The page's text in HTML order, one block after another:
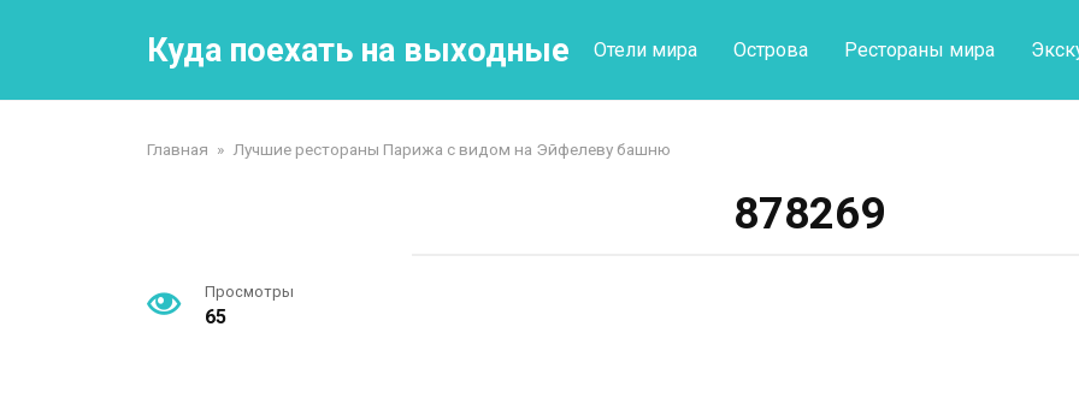
Куда поехать на выходные Отели мира Острова Рестораны мира
Главная » Лучшие рестораны Парижа с видом на Эйфелеву башню
878269
Просмотры
65